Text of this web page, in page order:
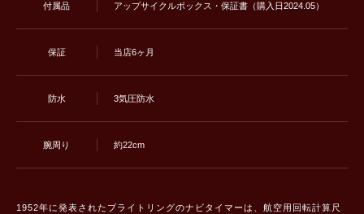
付属品 アップサイクルボックス・保証書（購入日2024.05）
保証 当店6ヶ月
防水 3気圧防水
腕周り 約22cm
1952年に発表されたブライトリングのナビタイマーは、航空用回転計算尺